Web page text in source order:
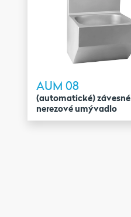
AUM 08
(automatické) závesné
nerezové umývadlo